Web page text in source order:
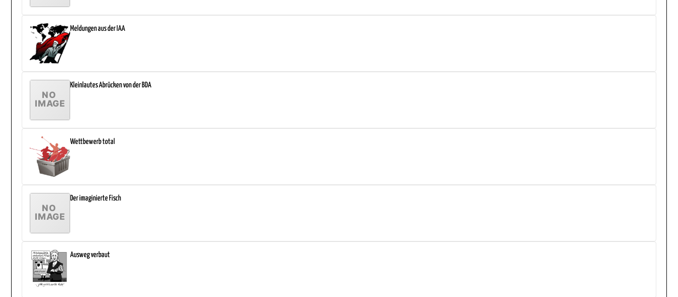
Meldungen aus der IAA
Kleinlautes Abrücken von der BDA
Wettbewerb total
Der imaginierte Fisch
Ausweg verbaut